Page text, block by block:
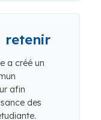
retenir
a créé un
afin
des